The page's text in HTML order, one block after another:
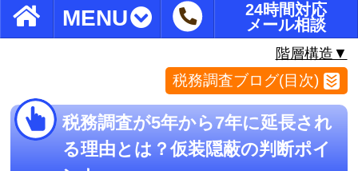
MENU
24時間対応
メール相談
階層構造▼
税務調査ブログ(目次)
税務調査が5年から7年に延長され
る理由とは？仮装隠蔽の判断ポイ